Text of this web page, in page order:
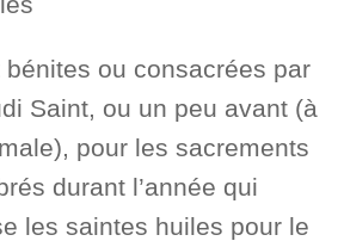
ou consacrées par
Saint, ou un peu avant (à
pour les sacrements
durant l’année qui
les saintes huiles pour le